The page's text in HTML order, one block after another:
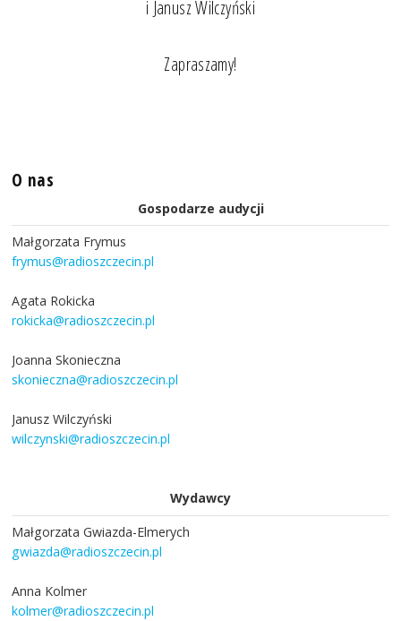
i Janusz Wilczyński
Zapraszamy!
O nas
Gospodarze audycji
Małgorzata Frymus
frymus@radioszczecin.pl
Agata Rokicka
rokicka@radioszczecin.pl
Joanna Skonieczna
skonieczna@radioszczecin.pl
Janusz Wilczyński
wilczynski@radioszczecin.pl
Wydawcy
Małgorzata Gwiazda-Elmerych
gwiazda@radioszczecin.pl
Anna Kolmer
kolmer@radioszczecin.pl